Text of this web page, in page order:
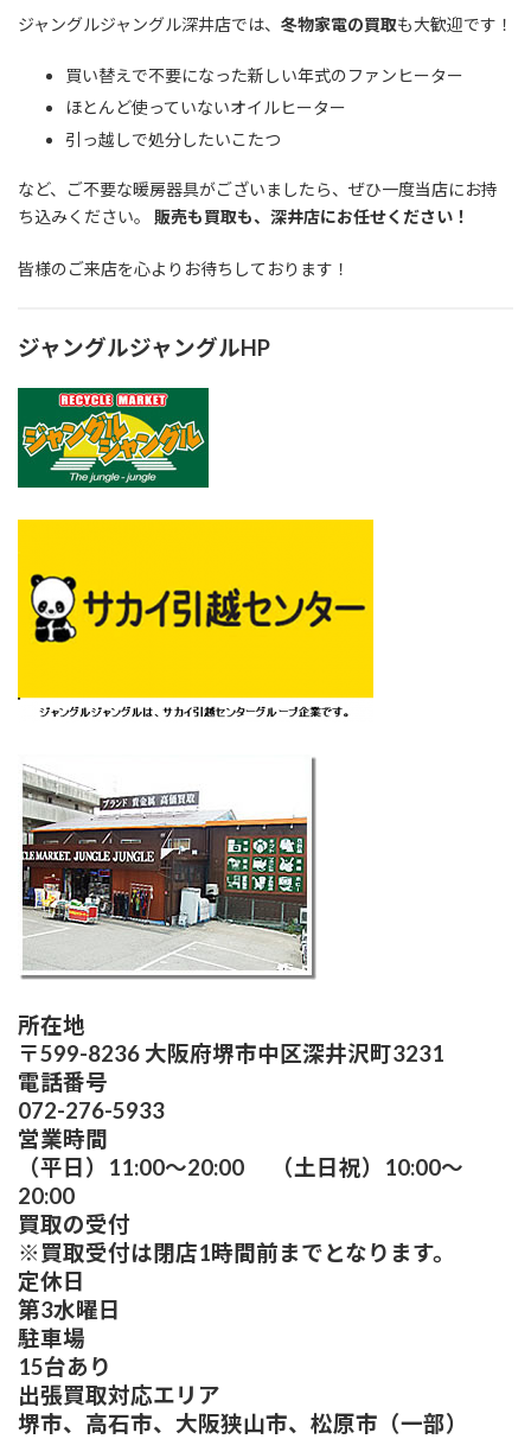
ジャングルジャングル深井店では、 冬物家電の買取も大歓迎です！
買い替えで不要になった新しい年式のファンヒーター
ほとんど使っていないオイルヒーター
引っ越しで処分したいこたつ
など、ご不要な暖房器具がございましたら、ぜひ一度当店にお持
ち込みください。 販売も買取も、深井店にお任せください！
皆様のご来店を心よりお待ちしております！
ジャングルジャングルHP
所在地
〒599-8236 大阪府堺市中区深井沢町3231
電話番号
072-276-5933
営業時間
（平日）11:00～20:00 （土日祝）10:00～
20:00
買取の受付
※買取受付は閉店1時間前までとなります。
定休日
第3水曜日
駐車場
15台あり
出張買取対応エリア
堺市、高石市、大阪狭山市、松原市（一部）